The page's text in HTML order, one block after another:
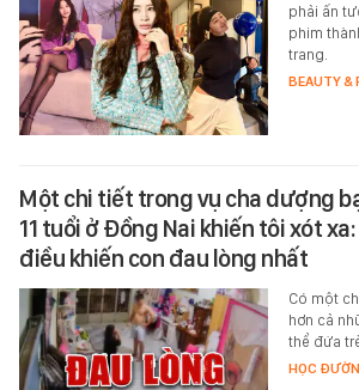
phải ấn
phim
trang.
BEAUTY &
Một chi tiết trong vụ cha dượng
11 tuổi ở Đồng Nai khiến tôi xót
điều khiến con đau lòng nhất
Có một
hơn cả
thể đứa
HỌC